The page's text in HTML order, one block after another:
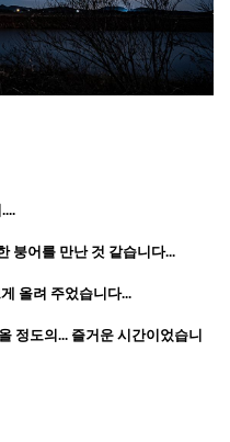
붕어를 만난 것 같습니다...
올려 주었습니다...
정도의... 즐거운 시간이었습니